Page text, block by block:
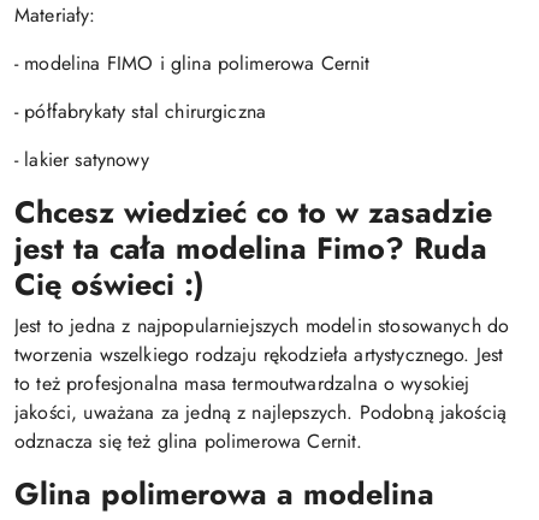
Materiały:
- modelina FIMO i glina polimerowa Cernit
- półfabrykaty stal chirurgiczna
- lakier satynowy
Chcesz wiedzieć co to w zasadzie
jest ta cała modelina Fimo? Ruda
Cię oświeci :)
Jest to jedna z najpopularniejszych modelin stosowanych do
tworzenia wszelkiego rodzaju rękodzieła artystycznego. Jest
to też profesjonalna masa termoutwardzalna o wysokiej
jakości, uważana za jedną z najlepszych. Podobną jakością
odznacza się też glina polimerowa Cernit.
Glina polimerowa a modelina